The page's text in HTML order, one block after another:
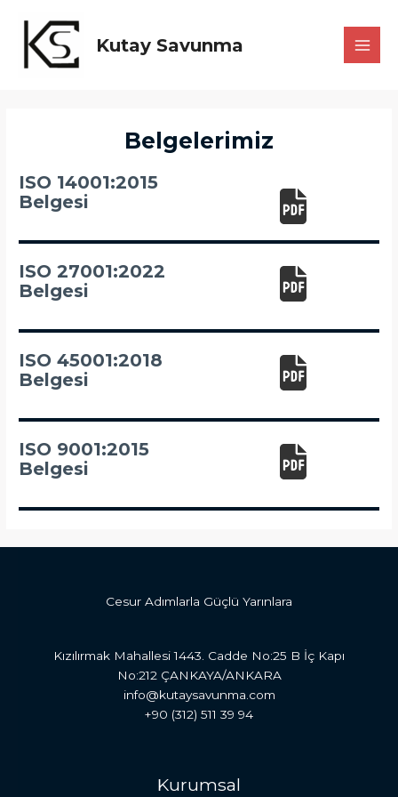
Kutay Savunma
Belgelerimiz
ISO 14001:2015
Belgesi
ISO 27001:2022
Belgesi
ISO 45001:2018
Belgesi
ISO 9001:2015
Belgesi
Cesur Adımlarla Güçlü Yarınlara
Kızılırmak Mahallesi 1443. Cadde No:25 B İç Kapı
No:212 ÇANKAYA/ANKARA
info@kutaysavunma.com
+90 (312) 511 39 94
Kurumsal